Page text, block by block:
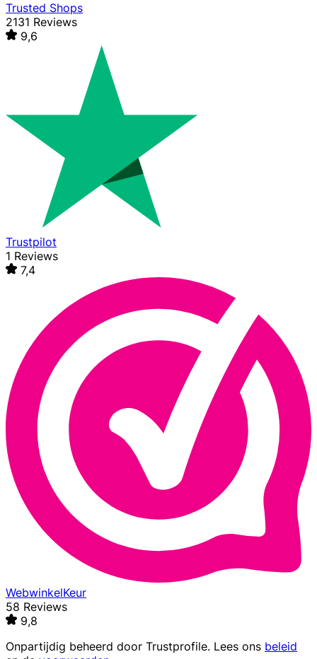
Trusted Shops
2131 Reviews
9,6
Trustpilot
1 Reviews
7,4
WebwinkelKeur
58 Reviews
9,8
Onpartijdig beheerd door Trustprofile. Lees ons beleid